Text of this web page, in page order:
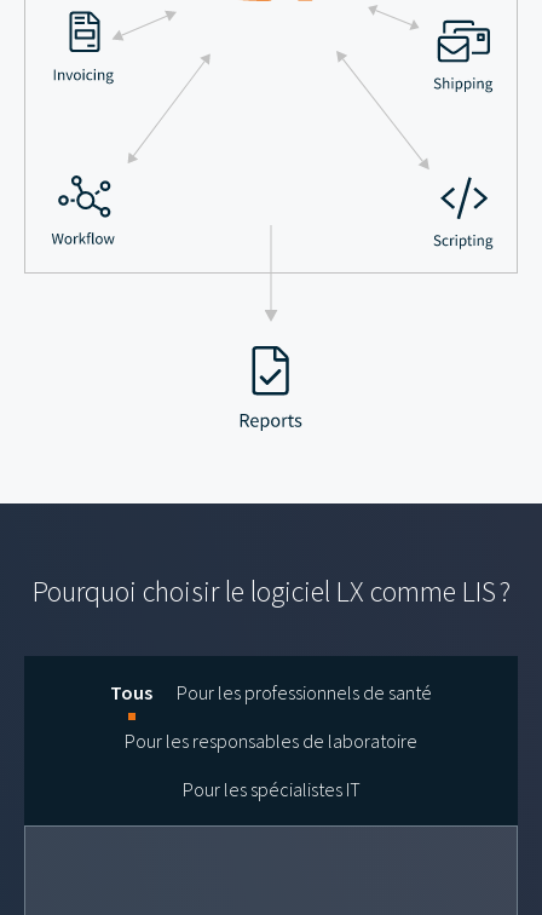
Pourquoi choisir le logiciel LX comme LIS ?
Tous
Pour les professionnels de santé
Pour les responsables de laboratoire
Pour les spécialistes IT